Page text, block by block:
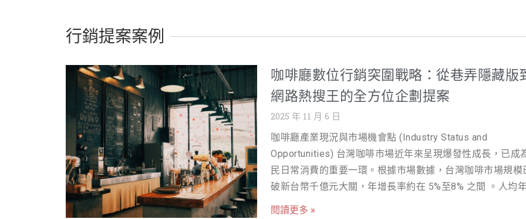
行銷提案案例
咖啡廳數位行銷突圍戰略：從巷弄隱藏版
網路熱搜王的全方位企劃提案
2025 年 11 月 6 日
咖啡廳產業現況與市場機會點 (Industry Status and
Opportunities) 台灣咖啡市場近年來呈現爆發性成長，已成
民日常消費的重要一環。根據市場數據，台灣咖啡市場規模
破新台幣千億元大關，年增長率約在 5%至8% 之間 。人均
啡消費量已達到200杯以上，顯示咖啡已從過去的奢侈品轉
閱讀更多 »